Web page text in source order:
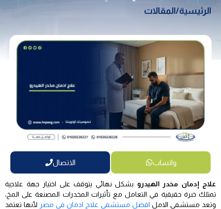
الرئيسية/المقالات
واتساب الاتصال
علاج إدمان مخدر الهيدرو بشكل نهائي يتوقف على اختيار جهة علاجية
تمتلك خبرة حقيقية في التعامل مع تأثيرات المخدرات المصنعة على المخ،
وتعد مستشفي الامل افضل مستشفى علاج ادمان في مصر لأنها تعتمد